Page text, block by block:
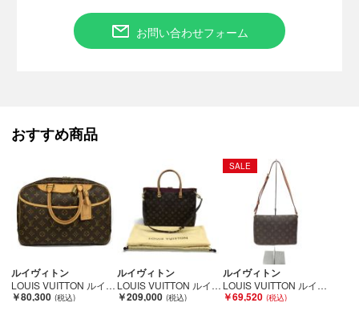
タイミングによりシステムの反映が間に合わず欠品となってしま
う場合がございます。
売切れの場合は、ご購入をキャンセルさせていただく場合がござ
程度C
■状態等は画像をご確認・ご参照下さい。
こちらの商品はお客様から買取させていただいた商品であり、
人の手を経た商品です。
■弊社（株式会社オカモト）を装った偽装サイトにご注意くださ
い■
弊社（株式会社オカモト）の商品画像や文章を無断盗用した『偽
お問い合わせフォーム
おすすめ商品
ルイヴィトン
LOUIS VUITTON ルイヴィトン モノグラム ボーリング・ヴァニティ(ドーヴィル) M47270 Bランク
￥80,300
ルイヴィトン
LOUIS VUITTON ルイヴィトン レディース 2WAY モノグラム パラス オロール M40906 ブラウン Aランク
￥209,000
SALE
ルイヴィトン
LOUIS VUITTON ルイヴィトン モノグラム ミュゼットタンゴ M51257 Bランク
￥69,520